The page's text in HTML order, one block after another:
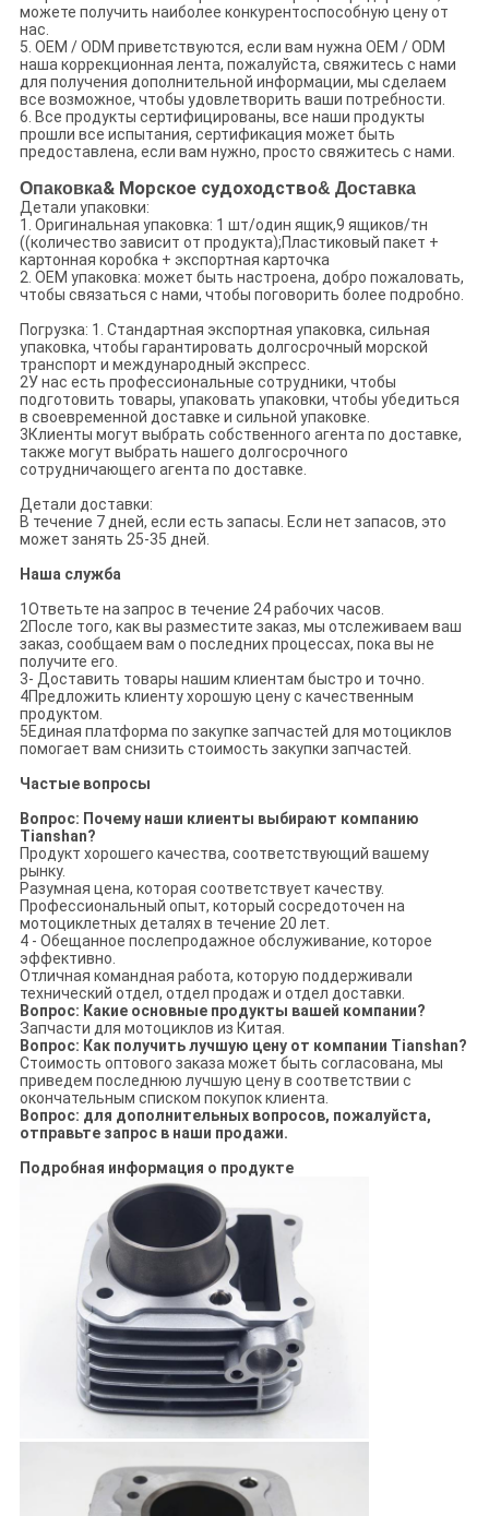
можете получить наиболее конкурентоспособную цену от
нас.
5. OEM / ODM приветствуются, если вам нужна OEM / ODM
наша коррекционная лента, пожалуйста, свяжитесь с нами
для получения дополнительной информации, мы сделаем
все возможное, чтобы удовлетворить ваши потребности.
6. Все продукты сертифицированы, все наши продукты
прошли все испытания, сертификация может быть
предоставлена, если вам нужно, просто свяжитесь с нами.
Опаковка& Морское судоходство& Доставка
Детали упаковки:
1. Оригинальная упаковка: 1 шт/один ящик,9 ящиков/тн
((количество зависит от продукта);Пластиковый пакет +
картонная коробка + экспортная карточка
2. OEM упаковка: может быть настроена, добро пожаловать,
чтобы связаться с нами, чтобы поговорить более подробно.
Погрузка: 1. Стандартная экспортная упаковка, сильная
упаковка, чтобы гарантировать долгосрочный морской
транспорт и международный экспресс.
2У нас есть профессиональные сотрудники, чтобы
подготовить товары, упаковать упаковки, чтобы убедиться
в своевременной доставке и сильной упаковке.
3Клиенты могут выбрать собственного агента по доставке,
также могут выбрать нашего долгосрочного
сотрудничающего агента по доставке.
Детали доставки:
В течение 7 дней, если есть запасы. Если нет запасов, это
может занять 25-35 дней.
Наша служба
1Ответьте на запрос в течение 24 рабочих часов.
2После того, как вы разместите заказ, мы отслеживаем ваш
заказ, сообщаем вам о последних процессах, пока вы не
получите его.
3- Доставить товары нашим клиентам быстро и точно.
4Предложить клиенту хорошую цену с качественным
продуктом.
5Единая платформа по закупке запчастей для мотоциклов
помогает вам снизить стоимость закупки запчастей.
Частые вопросы
Вопрос: Почему наши клиенты выбирают компанию
Tianshan?
Продукт хорошего качества, соответствующий вашему
рынку.
Разумная цена, которая соответствует качеству.
Профессиональный опыт, который сосредоточен на
мотоциклетных деталях в течение 20 лет.
4 - Обещанное послепродажное обслуживание, которое
эффективно.
Отличная командная работа, которую поддерживали
технический отдел, отдел продаж и отдел доставки.
Вопрос: Какие основные продукты вашей компании?
Запчасти для мотоциклов из Китая.
Вопрос: Как получить лучшую цену от компании Tianshan?
Стоимость оптового заказа может быть согласована, мы
приведем последнюю лучшую цену в соответствии с
окончательным списком покупок клиента.
Вопрос: для дополнительных вопросов, пожалуйста,
отправьте запрос в наши продажи.
Подробная информация о продукте